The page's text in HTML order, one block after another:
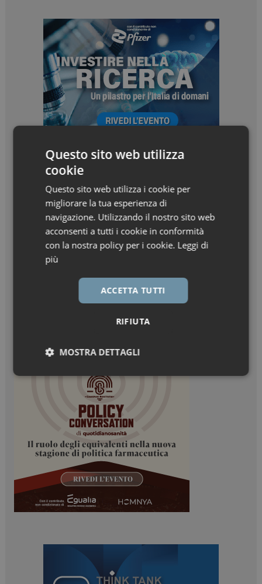
Questo sito web utilizza
cookie
Questo sito web utilizza i cookie per
migliorare la tua esperienza di
navigazione. Utilizzando il nostro sito web
acconsenti a tutti i cookie in conformità
con la nostra policy per i cookie. Leggi di
più
ACCETTA TUTTI
RIFIUTA
MOSTRA DETTAGLI
Necessari Marketing
Necessari Marketing
I cookie necessari contribuiscono a rendere fruibile il
navigazione sulle pagine e l'accesso alle aree
protette del sito. Il sito web non è in grado di